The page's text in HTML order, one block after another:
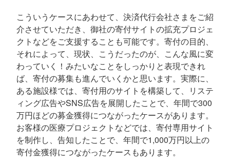
こういうケースにあわせて、決済代行会社さまをご紹
介させていただき、御社の寄付サイトの拡充プロジェ
クトなどをご支援することも可能です。寄付の目的、
それによって、現状、こうだったのが、こんな風に変
わっていく！みたいなことをしっかりと表現できれ
ば、寄付の募集も進んでいくかと思います。実際に、
ある施設様では、寄付用のサイトを構築して、リステ
ィング広告やSNS広告を展開したことで、年間で300
万円ほどの募金獲得につながったケースがあります。
お客様の医療プロジェクトなどでは、寄付専用サイト
を制作し、告知したことで、年間で1,000万円以上の
寄付金獲得につながったケースもあります。